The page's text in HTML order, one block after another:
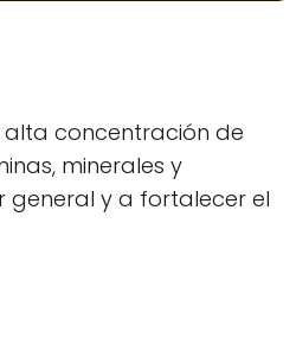
alta concentración de
minerales y
general y a fortalecer el